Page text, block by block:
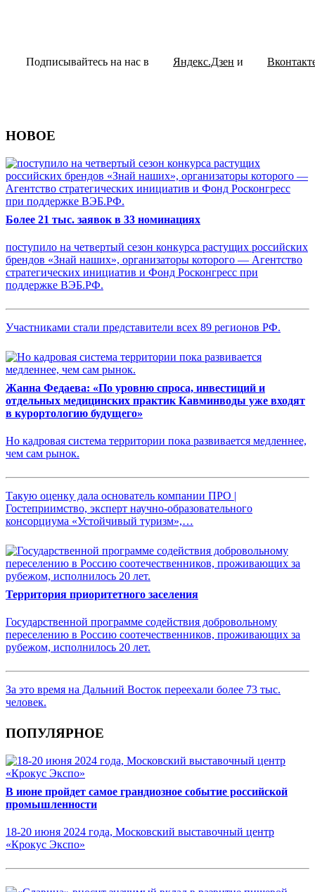
Подписывайтесь на нас в Яндекс.Дзен и
НОВОЕ
Более 21 тыс. заявок в 33 номинациях
поступило на четвертый сезон конкурса растущих российских
брендов «Знай наших», организаторы которого — Агентство
стратегических инициатив и Фонд Росконгресс при
поддержке ВЭБ.РФ.
Участниками стали представители всех 89 регионов РФ.
Жанна Федаева: «По уровню спроса, инвестиций и
отдельных медицинских практик Кавминводы уже входят
в курортологию будущего»
Но кадровая система территории пока развивается медленнее,
чем сам рынок.
Такую оценку дала основатель компании ПРО |
Гостеприимство, эксперт научно-образовательного
консорциума «Устойчивый туризм»,…
Территория приоритетного заселения
Государственной программе содействия добровольному
переселению в Россию соотечественников, проживающих за
рубежом, исполнилось 20 лет.
За это время на Дальний Восток переехали более 73 тыс.
человек.
ПОПУЛЯРНОЕ
В июне пройдет самое грандиозное событие российской
промышленности
18-20 июня 2024 года, Московский выставочный центр
«Крокус Экспо»